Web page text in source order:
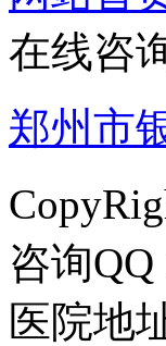
在线咨
郑州市
咨询QQ
医院地